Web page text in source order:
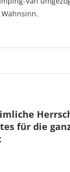
für die